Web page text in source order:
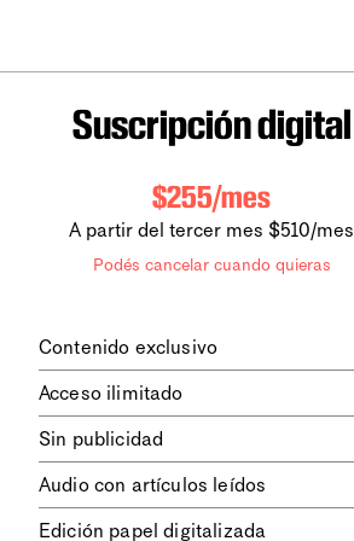
Suscripción digital
$255/mes
A partir del tercer mes $510/mes
Podés cancelar cuando quieras
Contenido exclusivo
digitales dela diaria
los contenidos de Le Monde
diplomatique.
Acceso ilimitado
contenidos.
Sin publicidad
publicitarios.
Audio con artículos leídos
Edición papel digitalizada